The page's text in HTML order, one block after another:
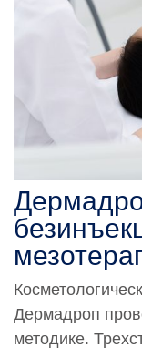
Дермадроп
методике.